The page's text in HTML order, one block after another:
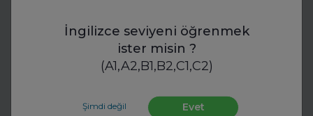
İngilizce seviyeni öğrenmek
ister misin ?
(A1,A2,B1,B2,C1,C2)
Şimdi değil Evet